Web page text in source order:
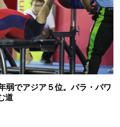
弱でアジア５位。パラ・パワ
道